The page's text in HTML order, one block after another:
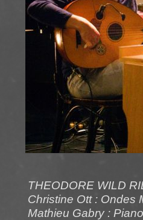
THEODORE WILD
Christine Ott : Ondes
Mathieu Gabry :